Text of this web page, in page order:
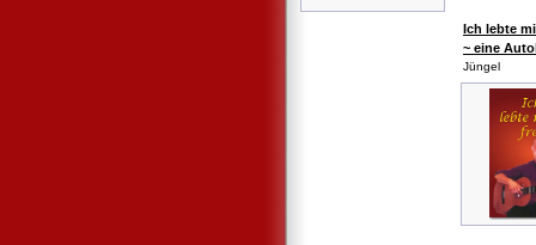
Ich lebte
~ eine
Jüngel